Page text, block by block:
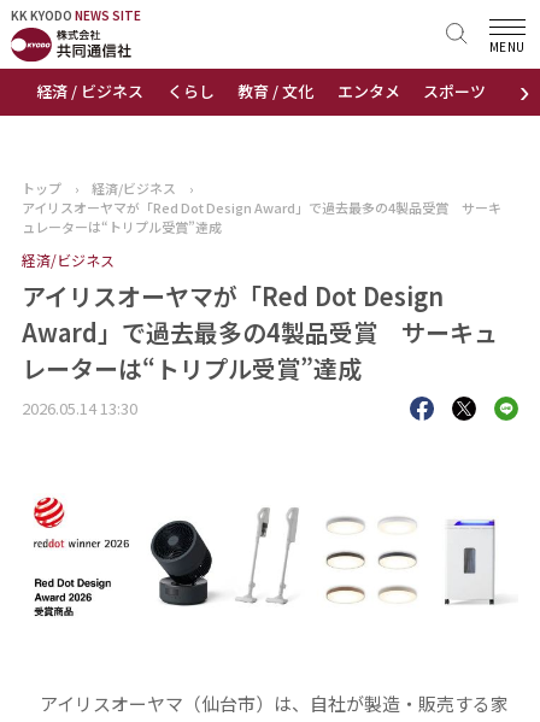
KK KYODO NEWS SITE
›
経済 / ビジネス くらし 教育 / 文化 エンタメ スポーツ 地域
MENU
KK KYODONEWS SITE
トップページ
ニュース
おすすめコンテンツ
出版物
会社概要
トップ › 経済/ビジネス
›
アイリスオーヤマが「Red Dot Design Award」で過去最多の4製品受賞 サーキ
ュレーターは“トリプル受賞”達成
経済/ビジネス
アイリスオーヤマが「Red Dot Design
Award」で過去最多の4製品受賞 サーキュ
レーターは“トリプル受賞”達成
2026.05.14 13:30
アイリスオーヤマ（仙台市）は、自社が製造・販売する家